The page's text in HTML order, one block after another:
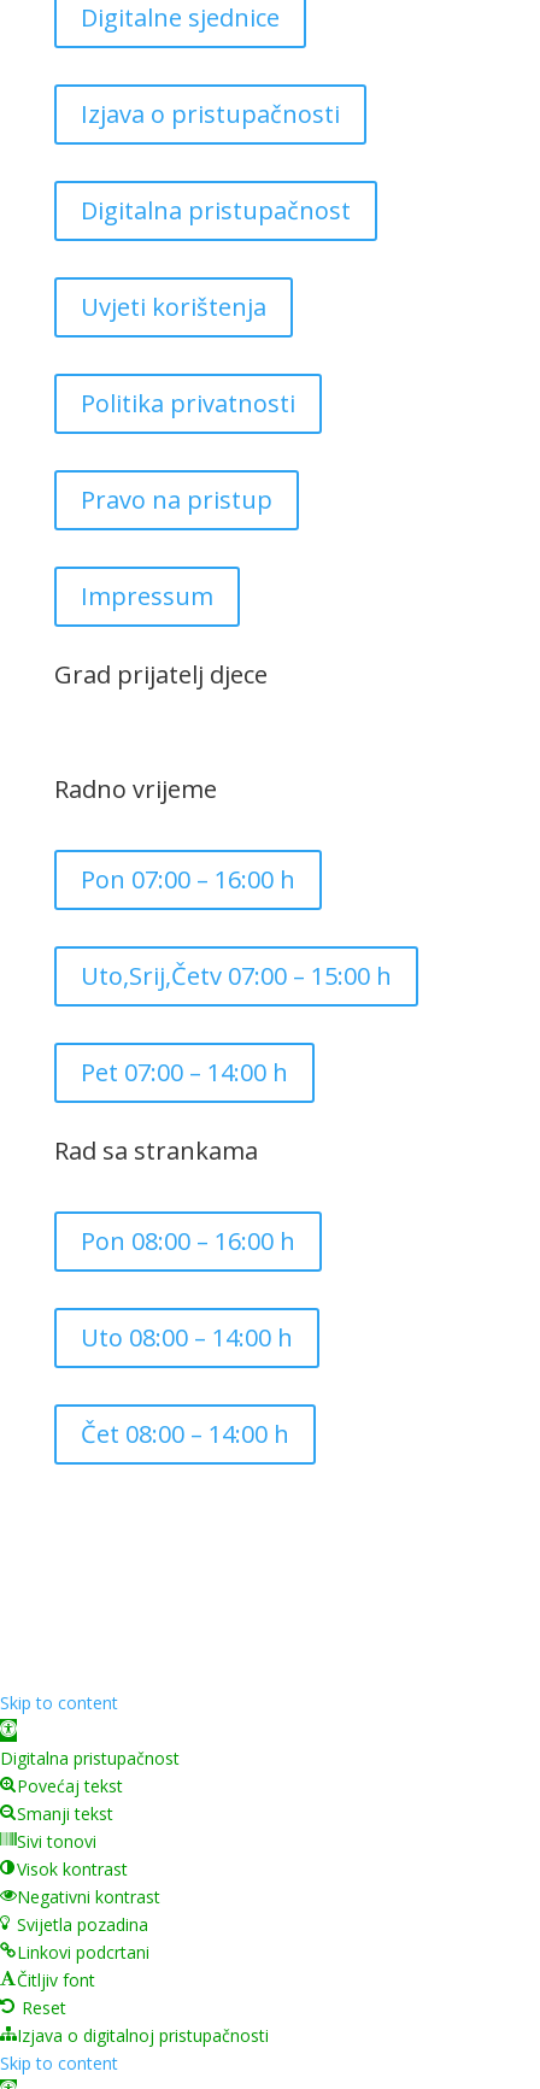
Digitalne sjednice
Izjava o pristupačnosti
Digitalna pristupačnost
Uvjeti korištenja
Politika privatnosti
Pravo na pristup
Impressum
Grad prijatelj djece
Radno vrijeme
Pon 07:00 – 16:00 h
Uto,Srij,Četv 07:00 – 15:00 h
Pet 07:00 – 14:00 h
Rad sa strankama
Pon 08:00 – 16:00 h
Uto 08:00 – 14:00 h
Čet 08:00 – 14:00 h
Skip to content
Open toolbar
Digitalna pristupačnost
Povećaj tekst
Smanji tekst
Sivi tonovi
Visok kontrast
Negativni kontrast
Svijetla pozadina
Linkovi podcrtani
Čitljiv font
Reset
Izjava o digitalnoj pristupačnosti
Skip to content